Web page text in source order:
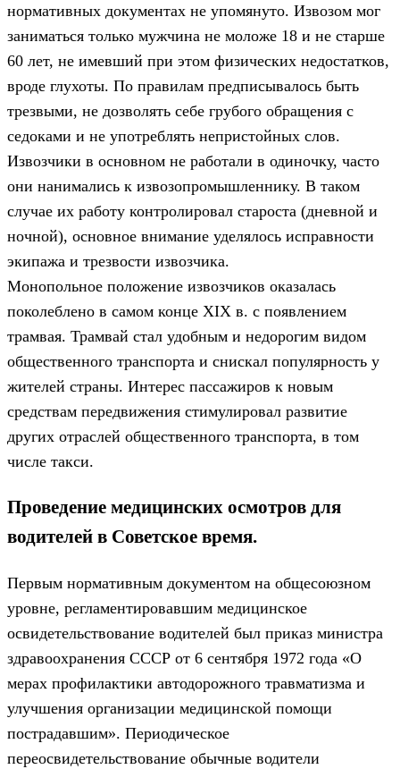
нормативных документах не упомянуто. Извозом мог
заниматься только мужчина не моложе 18 и не старше
60 лет, не имевший при этом физических недостатков,
вроде глухоты. По правилам предписывалось быть
трезвыми, не дозволять себе грубого обращения с
седоками и не употреблять непристойных слов.
Извозчики в основном не работали в одиночку, часто
они нанимались к извозопромышленнику. В таком
случае их работу контролировал староста (дневной и
ночной), основное внимание уделялось исправности
экипажа и трезвости извозчика.
Монопольное положение извозчиков оказалась
поколеблено в самом конце XIX в. с появлением
трамвая. Трамвай стал​ удобным и недорогим видом
общественного транспорта и снискал популярность у
жителей страны. Интерес пассажиров к новым
средствам передвижения стимулировал развитие
других отраслей общественного транспорта, в том
числе такси.
Проведение медицинских осмотров для
водителей в Советское время.
Первым нормативным документом на общесоюзном
уровне, регламентировавшим медицинское
освидетельствование водителей был приказ министра
здравоохранения СССР от 6 сентября 1972 года «О
мерах профилактики автодорожного травматизма и
улучшения организации медицинской помощи
пострадавшим». Периодическое
переосвидетельствование обычные водители